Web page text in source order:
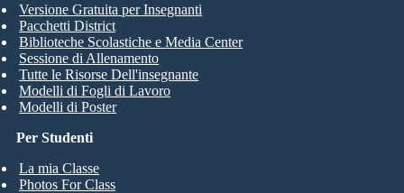
Per Studenti
La mia Classe
Photos For Class
Versione Gratuita per Insegnanti
Pacchetti District
Biblioteche Scolastiche e Media Center
Sessione di Allenamento
Tutte le Risorse Dell'insegnante
Modelli di Fogli di Lavoro
Modelli di Poster